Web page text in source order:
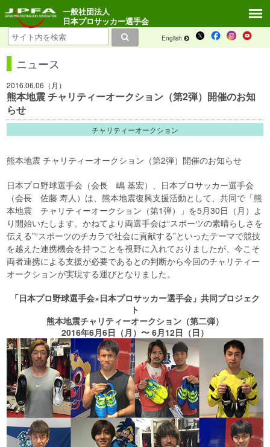
English
一般社団法人
日本プロサッカー選手会
ニュース
2016.06.06（月）
熊本地震 チャリティーオークション（第2弾）開催のお知
らせ
チャリティーオークション
熊本地震 チャリティーオークション（第2弾）開催のお知らせ
日本プロ野球選手会（会長 嶋 基宏）、日本プロサッカー選手会
（会長 佐藤 寿人）は、熊本地震復興支援活動として、共同で「熊
本地震 チャリティーオークション（第1弾）」を5月30日（月）よ
り開始いたします。かねてより両選手会は“スポーツの素晴らしさを
伝える”“スポーツのチカラで社会に貢献する”といったテーマで競技
を越えた連携機会を持つことを視野に入れておりましたが、今こそ
両者連携による支援が必要であるとの判断から今回のチャリティー
オークションが実現する運びとなりました。
「日本プロ野球選手会×日本プロサッカー選手会」共同プロジェク
ト
熊本地震チャリティーオークション（第二弾）
2016年6月6日（月）〜 6月12日（日）